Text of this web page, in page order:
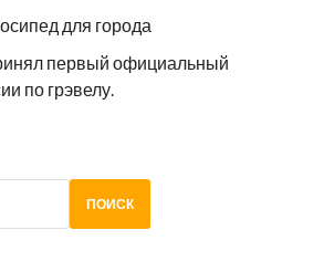
для города
первый официальный
по грэвелу.
ПОИСК